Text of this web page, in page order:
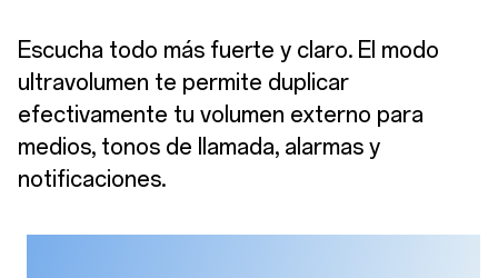
Escucha todo más fuerte y claro. El modo
ultravolumen te permite duplicar
efectivamente tu volumen externo para
medios, tonos de llamada, alarmas y
notificaciones.